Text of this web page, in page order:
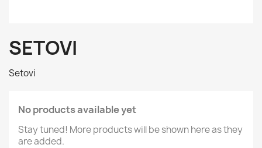
SETOVI
Setovi
No products available yet
Stay tuned! More products will be shown here as they
are added.